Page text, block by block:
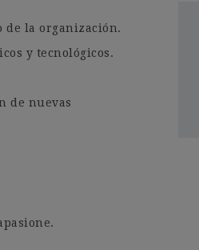
la organización.
y tecnológicos.
de nuevas